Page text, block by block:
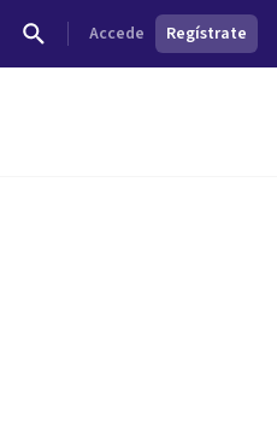
Accede Regístrate